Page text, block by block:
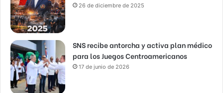
26 de diciembre de 2025
SNS recibe antorcha y activa plan médico
para los Juegos Centroamericanos
17 de junio de 2026